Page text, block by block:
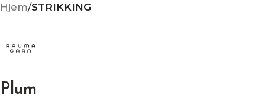
Hjem STRIKKING
Plum